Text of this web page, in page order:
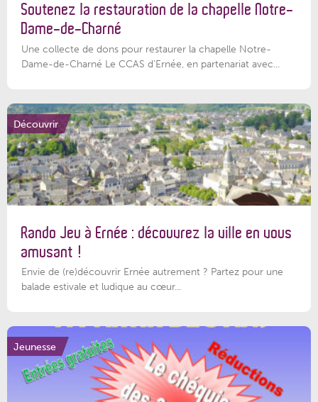
Soutenez la restauration de la chapelle Notre-
Dame-de-Charné
Une collecte de dons pour restaurer la chapelle Notre-
Dame-de-Charné Le CCAS d’Ernée, en partenariat avec...
Découvrir
Rando Jeu à Ernée : découvrez la ville en vous
amusant !
Envie de (re)découvrir Ernée autrement ? Partez pour une
balade estivale et ludique au cœur...
Jeunesse